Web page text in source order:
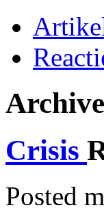
Crisis
Posted